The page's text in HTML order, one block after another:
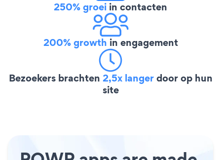
250% groei in contacten
200% growth in engagement
Bezoekers brachten 2,5x langerdoor op hun
site